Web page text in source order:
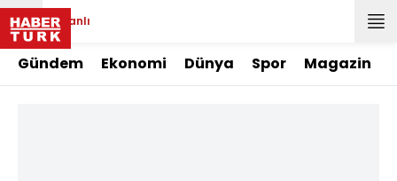
Canlı
Gündem Ekonomi Dünya Spor Magazin